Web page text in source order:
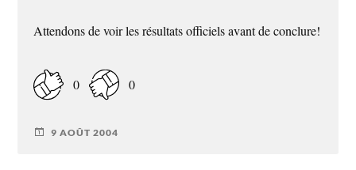
Attendons de voir les résultats officiels avant de conclure!
0 0
9 AOÛT 2004